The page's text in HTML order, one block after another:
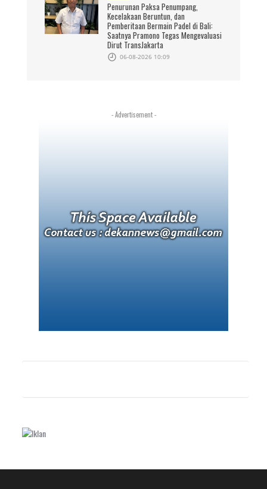
Penurunan Paksa Penumpang,
Kecelakaan Beruntun, dan
Pemberitaan Bermain Padel di Bali:
Saatnya Pramono Tegas Mengevaluasi
Dirut TransJakarta
06-08-2026 10:09
- Advertisement -